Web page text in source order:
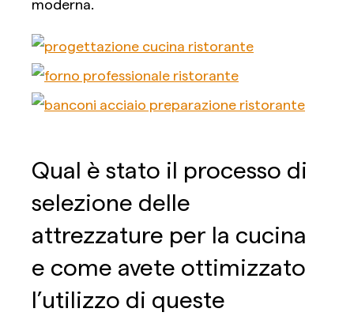
moderna.
Qual è stato il processo di
selezione delle
attrezzature per la cucina
e come avete ottimizzato
l’utilizzo di queste